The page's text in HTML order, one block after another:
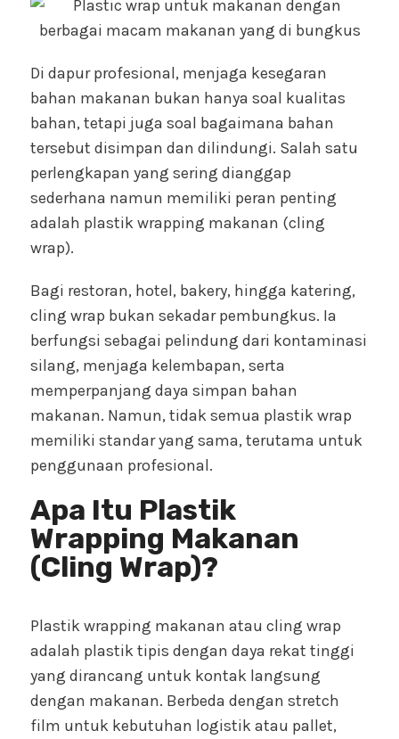
Di dapur profesional, menjaga kesegaran
bahan makanan bukan hanya soal kualitas
bahan, tetapi juga soal bagaimana bahan
tersebut disimpan dan dilindungi. Salah satu
perlengkapan yang sering dianggap
sederhana namun memiliki peran penting
adalah plastik wrapping makanan (cling
wrap).
Bagi restoran, hotel, bakery, hingga katering,
cling wrap bukan sekadar pembungkus. Ia
berfungsi sebagai pelindung dari kontaminasi
silang, menjaga kelembapan, serta
memperpanjang daya simpan bahan
makanan. Namun, tidak semua plastik wrap
memiliki standar yang sama, terutama untuk
penggunaan profesional.
Apa Itu Plastik
Wrapping Makanan
(Cling Wrap)?
Plastik wrapping makanan atau cling wrap
adalah plastik tipis dengan daya rekat tinggi
yang dirancang untuk kontak langsung
dengan makanan. Berbeda dengan stretch
film untuk kebutuhan logistik atau pallet,